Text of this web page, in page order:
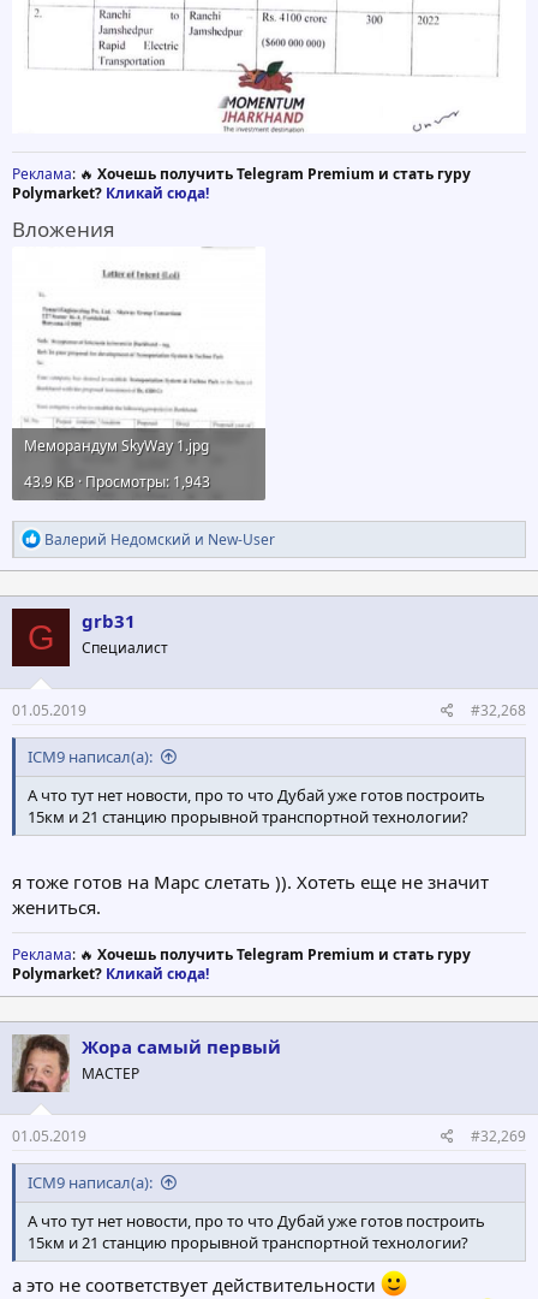
Реклама: 🔥 Хочешь получить Telegram Premium и стать гуру
Polymarket? Кликай сюда!
Вложения
Меморандум SkyWay 1.jpg
43.9 KB · Просмотры: 1,943
Р
е
а
к
ц
и
и
:
Валерий Недомский и New-User
G grb31
Специалист
01.05.2019 #32,268
ICM9 написал(а):
А что тут нет новости, про то что Дубай уже готов построить
15км и 21 станцию прорывной транспортной технологии?
я тоже готов на Марс слетать )). Хотеть еще не значит
жениться.
Реклама: 🔥 Хочешь получить Telegram Premium и стать гуру
Polymarket? Кликай сюда!
Жора самый первый
МАСТЕР
01.05.2019 #32,269
ICM9 написал(а):
А что тут нет новости, про то что Дубай уже готов построить
15км и 21 станцию прорывной транспортной технологии?
а это не соответствует действительности